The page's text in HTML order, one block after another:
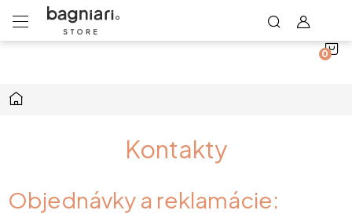
Domov
Kontakty
Objednávky a reklamácie: